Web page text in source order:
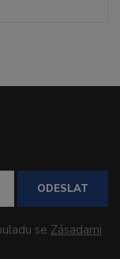
ODESLAT
se Zásadami